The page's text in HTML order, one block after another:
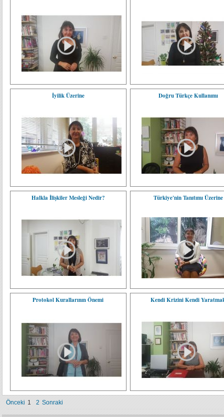
İyilik Üzerine Doğru Türkçe Kullanımı
Halkla İlişkiler Mesleği Nedir? Türkiye'nin Tanıtımı Üzerine
Protokol Kurallarının Önemi Kendi Krizini Kendi
Önceki 1 2 Sonraki